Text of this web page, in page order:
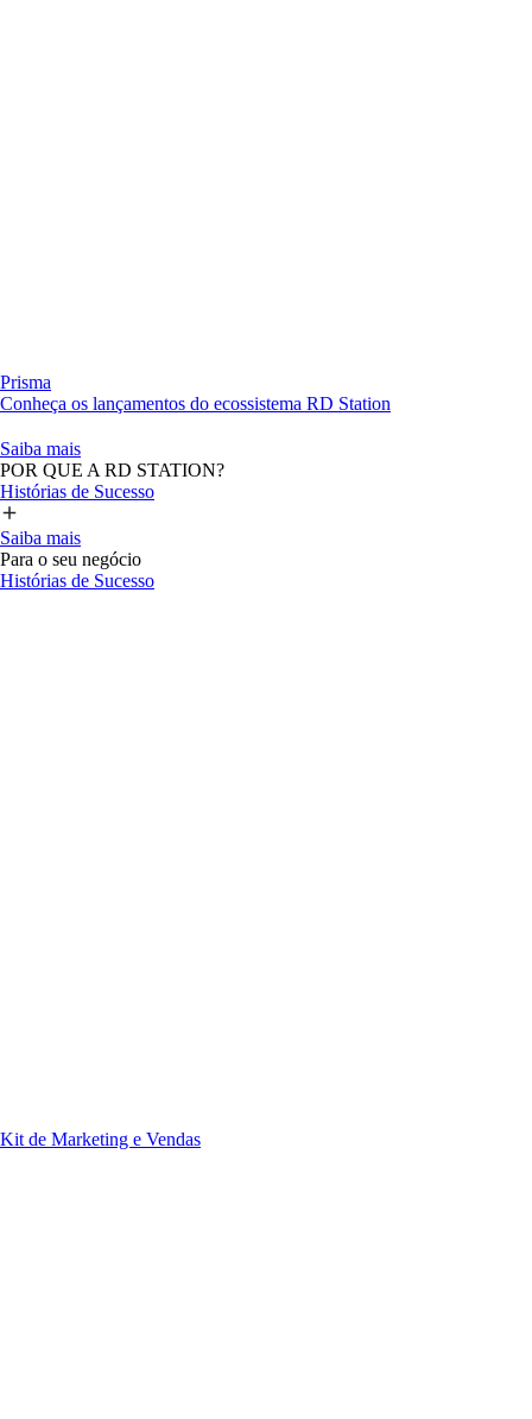
Prisma
Conheça os lançamentos do ecossistema RD Station
Saiba mais
POR QUE A RD STATION?
Histórias de Sucesso
Saiba mais
Para o seu negócio
Histórias de Sucesso
Kit de Marketing e Vendas